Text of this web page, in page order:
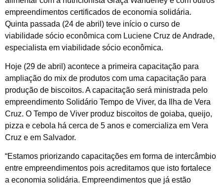
empreendimentos certificados de economia solidária.
Quinta passada (24 de abril) teve início o curso de
viabilidade sócio econômica com Luciene Cruz de Andrade,
especialista em viabilidade sócio econômica.
Hoje (29 de abril) acontece a primeira capacitação para
ampliação do mix de produtos com uma capacitação para
produção de biscoitos. A capacitação será ministrada pelo
empreendimento Solidário Tempo de Viver, da Ilha de Vera
Cruz. O Tempo de Viver produz biscoitos de goiaba, queijo,
pizza e cebola há cerca de 5 anos e comercializa em Vera
Cruz e em Salvador.
“Estamos priorizando capacitações em forma de intercâmbio
entre empreendimentos pois acreditamos que isto fortalece
a economia solidária. Empreendimentos que já estão